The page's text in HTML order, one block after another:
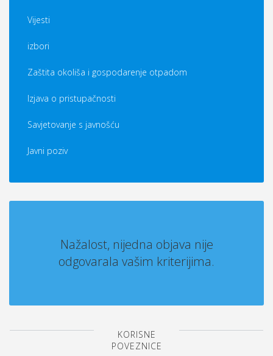
Vijesti
izbori
Zaštita okoliša i gospodarenje otpadom
Izjava o pristupačnosti
Savjetovanje s javnošću
Javni poziv
Nažalost, nijedna objava nije
odgovarala vašim kriterijima.
KORISNE
POVEZNICE